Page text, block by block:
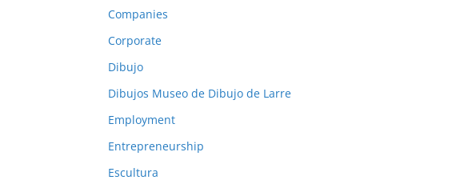
Companies
Corporate
Dibujo
Dibujos Museo de Dibujo de Larre
Employment
Entrepreneurship
Escultura